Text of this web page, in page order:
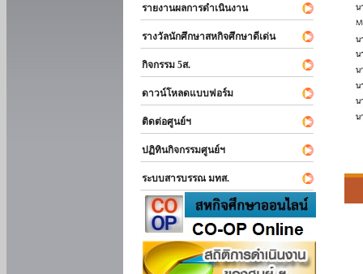
รายงานผลการดำเนินงาน
รางวัลนักศึกษาสหกิจศึกษาดีเด่น
กิจกรรม 5ส.
ดาวน์โหลดแบบฟอร์ม
ติดต่อศูนย์ฯ
ปฏิทินกิจกรรมศูนย์ฯ
ระบบสารบรรณ มทส.